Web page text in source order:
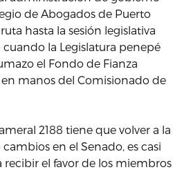
de Abogados de Puerto
hasta la sesión legislativa
la Legislatura penepé
el Fondo de Fianza
manos del Comisionado de
2188 tiene que volver a la
en el Senado, es casi
recibir el favor de los miembros